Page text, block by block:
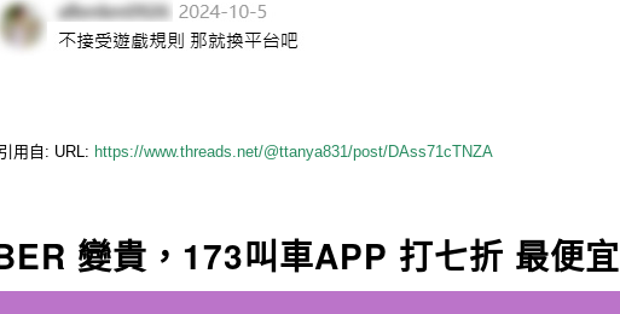
用自: URL: https://www.threads.net/@ttanya831/post/DAss71cTNZA
變貴，173叫車APP 打七折 最便宜